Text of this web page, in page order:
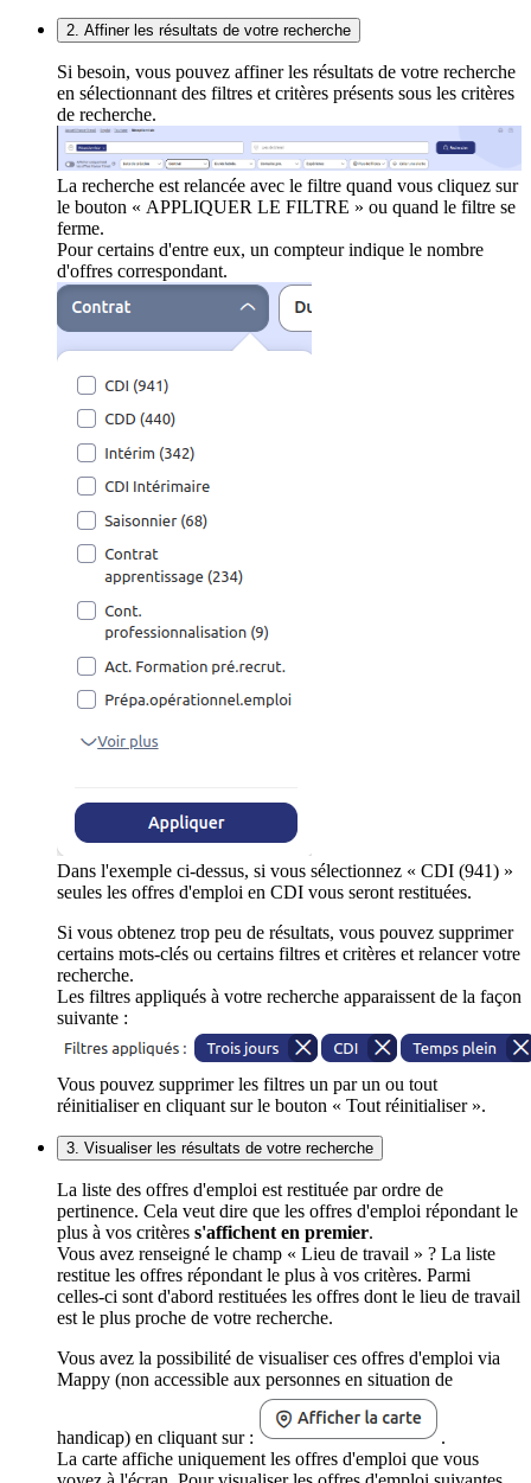
2. Affiner les résultats de votre recherche
Si besoin, vous pouvez affiner les résultats de votre recherche
en sélectionnant des filtres et critères présents sous les critères
de recherche.
La recherche est relancée avec le filtre quand vous cliquez sur
le bouton « APPLIQUER LE FILTRE » ou quand le filtre se
ferme.
Pour certains d'entre eux, un compteur indique le nombre
d'offres correspondant.
Dans l'exemple ci-dessus, si vous sélectionnez « CDI (941) »
seules les offres d'emploi en CDI vous seront restituées.
Si vous obtenez trop peu de résultats, vous pouvez supprimer
certains mots-clés ou certains filtres et critères et relancer votre
recherche.
Les filtres appliqués à votre recherche apparaissent de la façon
suivante :
Vous pouvez supprimer les filtres un par un ou tout
réinitialiser en cliquant sur le bouton « Tout réinitialiser ».
3. Visualiser les résultats de votre recherche
La liste des offres d'emploi est restituée par ordre de
pertinence. Cela veut dire que les offres d'emploi répondant le
plus à vos critères s'affichent en premier.
Vous avez renseigné le champ « Lieu de travail » ? La liste
restitue les offres répondant le plus à vos critères. Parmi
celles-ci sont d'abord restituées les offres dont le lieu de travail
est le plus proche de votre recherche.
Vous avez la possibilité de visualiser ces offres d'emploi via
Mappy (non accessible aux personnes en situation de
handicap) en cliquant sur :
.
La carte affiche uniquement les offres d'emploi que vous